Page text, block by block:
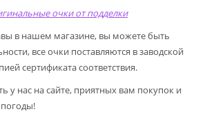
очки от подделки
в нашем магазине, вы можете быть
все очки поставляются в заводской
сертификата соответствия.
у нас на сайте, приятных вам покупок и